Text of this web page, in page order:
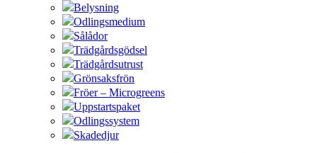
Belysning
Odlingsmedium
Sålådor
Trädgårdsgödsel
Trädgårdsutrust
Grönsaksfrön
Fröer – Microgreens
Uppstartspaket
Odlingssystem
Skadedjur